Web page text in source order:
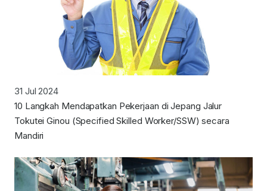
31 Jul 2024
10 Langkah Mendapatkan Pekerjaan di Jepang Jalur
Tokutei Ginou (Specified Skilled Worker/SSW) secara
Mandiri